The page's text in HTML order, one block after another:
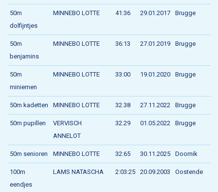
50m
dolfijntjes
MINNEBO LOTTE 41:36 29.01.2017 Brugge
50m
benjamins
MINNEBO LOTTE 36:13 27.01.2019 Brugge
50m
miniemen
MINNEBO LOTTE 33:00 19.01.2020 Brugge
50m kadetten MINNEBO LOTTE 32.38 27.11.2022 Brugge
50m pupillen
VERVISCH
ANNELOT
32.29 01.05.2022 Brugge
50m senioren MINNEBO LOTTE 32:65 30.11.2025 Doornik
100m
eendjes
LAMS NATASCHA 2:03:25 20.09.2003 Oostende